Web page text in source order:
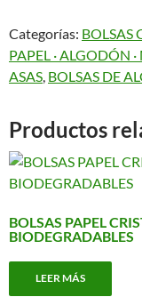
Categorías: BOLSAS
PAPEL · ALGODÓN
ASAS BOLSAS DE
Productos
BOLSAS PAPEL
BIODEGRADABLES
LEER MÁS